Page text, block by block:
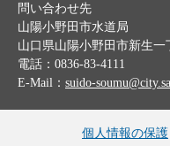
問い合わせ先
山陽小野田市水道局
山口県山陽小野田市新生一
電話：0836-83-4111
E-Mail： suido-
個人情報の保護